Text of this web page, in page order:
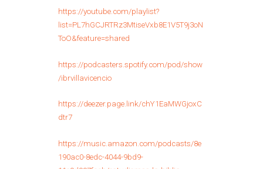
https://youtube.com/playlist?
list=PL7hGCJRTRz3MtiseVxb8E1V5T9j3oN
ToO&feature=shared
https://podcasters.spotify.com/pod/show
/ibrvillavicencio
https://deezer.page.link/chY1EaMWGjoxC
dtr7
https://music.amazon.com/podcasts/8e
190ac0-8edc-4044-9bd9-